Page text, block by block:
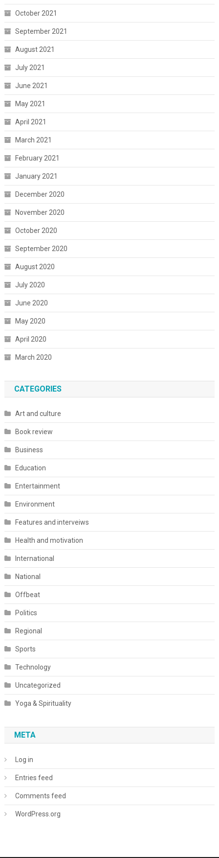
October 2021
September 2021
August 2021
July 2021
June 2021
May 2021
April 2021
March 2021
February 2021
January 2021
December 2020
November 2020
October 2020
September 2020
August 2020
July 2020
June 2020
May 2020
April 2020
March 2020
CATEGORIES
Art and culture
Book review
Business
Education
Entertainment
Environment
Features and interveiws
Health and motivation
International
National
Offbeat
Politics
Regional
Sports
Technology
Uncategorized
Yoga & Spirituality
META
Log in
Entries feed
Comments feed
WordPress.org